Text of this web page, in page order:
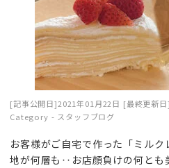
[記事公開日]2021年01月22日 [最終更新
Category - スタッフブログ
お客様がご自宅で作った「ミルク
地が何層も‥お店顔負けの何とも